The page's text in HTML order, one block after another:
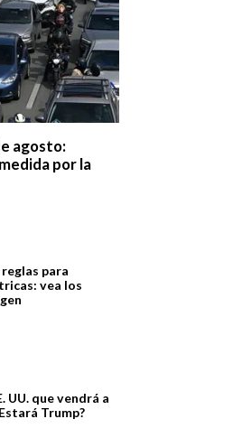
agosto:
por la
para
vea los
UU. que vendrá a
Trump?